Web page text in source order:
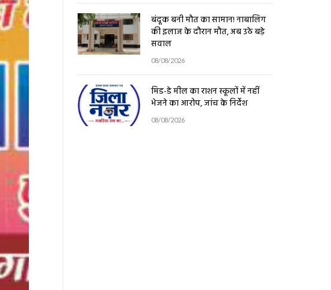
बंदूक बनी मौत का सामान! नाबालिग
की इलाज के दौरान मौत, अब उठे बड़े
सवाल
08/08/2026
मिड-डे मील का राशन स्कूलों में नहीं
भेजने का आरोप, जांच के निर्देश
08/08/2026